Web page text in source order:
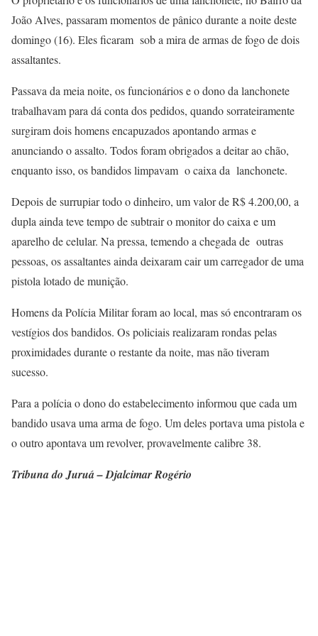
João Alves, passaram momentos de pânico durante a noite deste
domingo (16). Eles ficaram sob a mira de armas de fogo de dois
assaltantes.
Passava da meia noite, os funcionários e o dono da lanchonete
trabalhavam para dá conta dos pedidos, quando sorrateiramente
surgiram dois homens encapuzados apontando armas e
anunciando o assalto. Todos foram obrigados a deitar ao chão,
enquanto isso, os bandidos limpavam o caixa da lanchonete.
Depois de surrupiar todo o dinheiro, um valor de R$ 4.200,00, a
dupla ainda teve tempo de subtrair o monitor do caixa e um
aparelho de celular. Na pressa, temendo a chegada de outras
pessoas, os assaltantes ainda deixaram cair um carregador de uma
pistola lotado de munição.
Homens da Polícia Militar foram ao local, mas só encontraram os
vestígios dos bandidos. Os policiais realizaram rondas pelas
proximidades durante o restante da noite, mas não tiveram
sucesso.
Para a polícia o dono do estabelecimento informou que cada um
bandido usava uma arma de fogo. Um deles portava uma pistola e
o outro apontava um revolver, provavelmente calibre 38.
Tribuna do Juruá – Djalcimar Rogério